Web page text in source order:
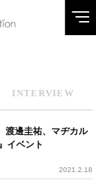
INTERVIEW
渡邊圭祐、マヂカル
イベント
2021.2.18